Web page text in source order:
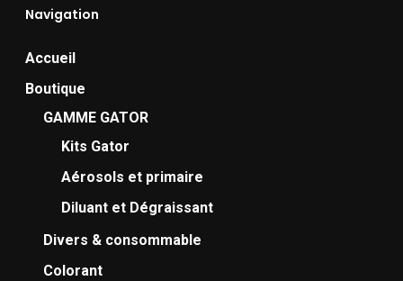
Navigation
Accueil
Boutique
GAMME GATOR
Kits Gator
Aérosols et primaire
Diluant et Dégraissant
Divers & consommable
Colorant